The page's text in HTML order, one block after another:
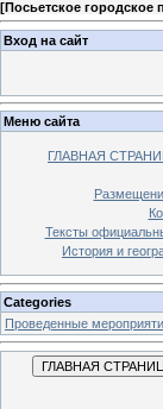
[Посьетское
Вход на сайт
Меню сайта
ГЛАВНАЯ
Тексты
История и
Categories
Проведенные